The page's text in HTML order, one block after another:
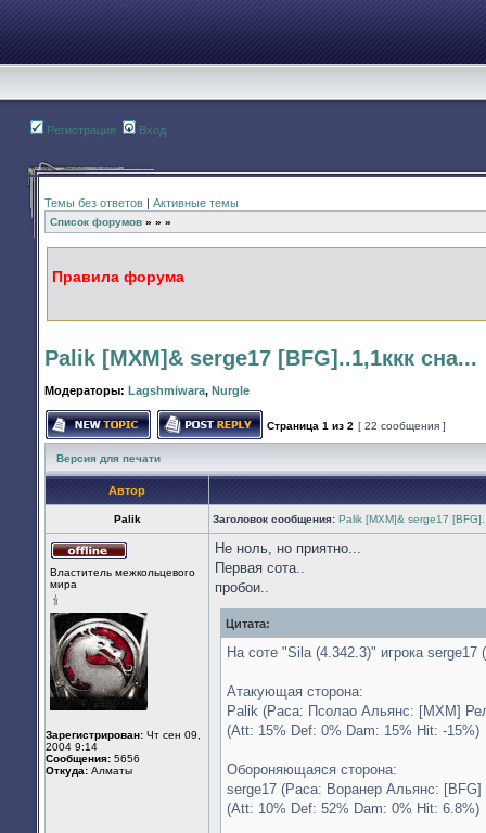
Регистрация Вход
Темы без ответов | Активные темы
Список форумов » » »
Правила форума
Palik [MXM]& serge17 [BFG]..1,1ккк сна...
Модераторы: Lagshmiwara, Nurgle
Начать новую тему Ответить на тему
Страница 1 из 2 [ 22 сообщения ]
Версия для печати
Автор
Palik Заголовок сообщения: Palik [MXM]& serge17
в
Властитель межкольцевого
мира
Зарегистрирован: Чт сен 09,
2004 9:14
Сообщения: 5656
Откуда: Алматы
Не ноль, но приятно...
Первая сота..
пробои..
Цитата:
На соте "Sila (4.342.3)" игрока
Атакующая сторона:
Palik (Раса: Псолао Альянс: [MXM]
(Att: 15% Def: 0% Dam: 15% Hit: -15%)
Обороняющаяся сторона:
serge17 (Раса: Воранер Альянс: [BFG]
(Att: 10% Def: 52% Dam: 0% Hit: 6.8%)